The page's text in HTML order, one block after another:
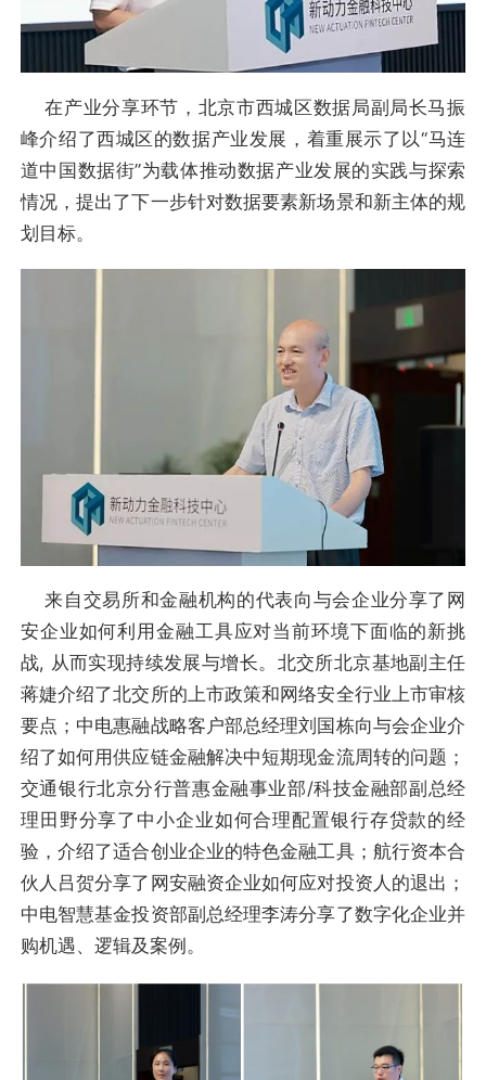
在产业分享环节，北京市西城区数据局副局长马振
峰介绍了西城区的数据产业发展，着重展示了以“马连
道中国数据街”为载体推动数据产业发展的实践与探索
情况，提出了下一步针对数据要素新场景和新主体的规
划目标。
来自交易所和金融机构的代表向与会企业分享了网
安企业如何利用金融工具应对当前环境下面临的新挑
战, 从而实现持续发展与增长。北交所北京基地副主任
蒋婕介绍了北交所的上市政策和网络安全行业上市审核
要点；中电惠融战略客户部总经理刘国栋向与会企业介
绍了如何用供应链金融解决中短期现金流周转的问题；
交通银行北京分行普惠金融事业部/科技金融部副总经
理田野分享了中小企业如何合理配置银行存贷款的经
验，介绍了适合创业企业的特色金融工具；航行资本合
伙人吕贺分享了网安融资企业如何应对投资人的退出；
中电智慧基金投资部副总经理李涛分享了数字化企业并
购机遇、逻辑及案例。